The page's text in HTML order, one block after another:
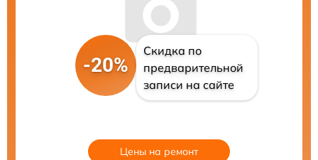
-20%
Скидка по
предварительной
записи на сайте
Цены на ремонт